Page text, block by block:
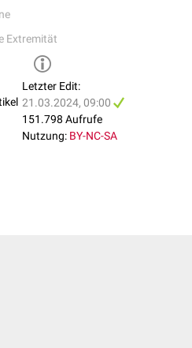
Extremität
Letzter Edit:
21.03.2024, 09:00
151.798 Aufrufe
Nutzung: BY-NC-SA